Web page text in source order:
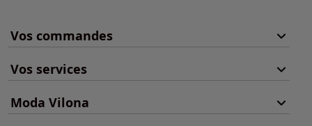
Vos commandes
Vos services
Moda Vilona